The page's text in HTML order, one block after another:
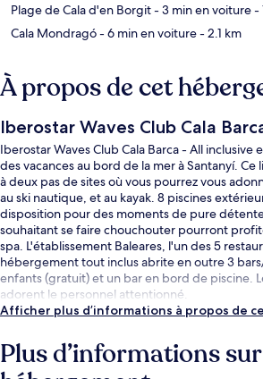
Plage de Cala d'en Borgit- 3 min en voiture-
Cala Mondragó- 6 min en voiture- 2.1 km
À propos de cet
Iberostar Waves Club Cala
Iberostar Waves Club Cala Barca - All
des vacances au bord de la mer à Santanyí.
à deux pas de sites où vous pourrez vous
au ski nautique, et au kayak. 8 piscines
disposition pour des moments de pure
souhaitant se faire chouchouter pourront
spa. L'établissement Baleares, l'un des 5
hébergement tout inclus abrite en outre 3
enfants (gratuit) et un bar en bord de piscine.
adorent le personnel attentionné.
Afficher plus d’informations à propos de
Plus d’informations